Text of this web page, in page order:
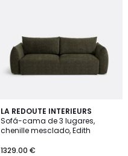
LA REDOUTE INTERIEURS
Sofá-cama de 3 lugares,
chenille mesclado, Edith
1329.00 €
3,9
/ 5
4
Cores